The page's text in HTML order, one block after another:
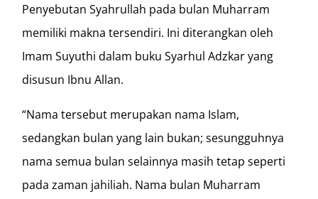
Penyebutan Syahrullah pada bulan Muharram
memiliki makna tersendiri. Ini diterangkan oleh
Imam Suyuthi dalam buku Syarhul Adzkar yang
disusun Ibnu Allan.
“Nama tersebut merupakan nama Islam,
sedangkan bulan yang lain bukan; sesungguhnya
nama semua bulan selainnya masih tetap seperti
pada zaman jahiliah. Nama bulan Muharram